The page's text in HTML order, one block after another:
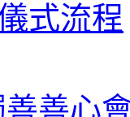
式流程
善心